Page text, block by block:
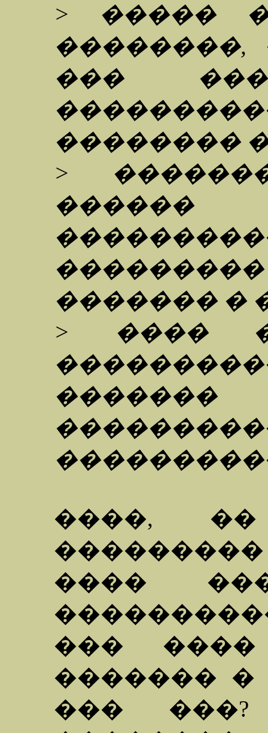
> �����
���
��������
>
������� �
> ����
����,
����
��� ����
������� �
��� ���?